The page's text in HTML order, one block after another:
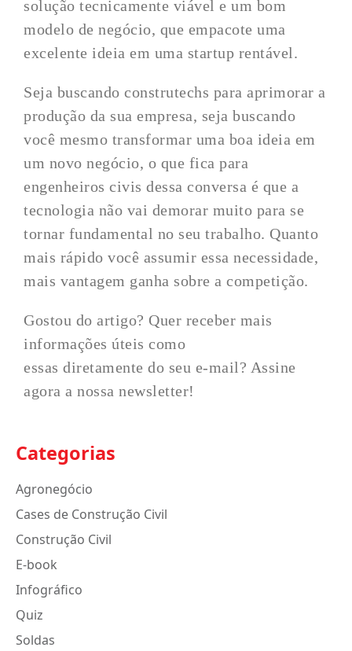
solução tecnicamente viável e um bom
modelo de negócio, que empacote uma
excelente ideia em uma startup rentável.
Seja buscando construtechs para aprimorar a
produção da sua empresa, seja buscando
você mesmo transformar uma boa ideia em
um novo negócio, o que fica para
engenheiros civis dessa conversa é que a
tecnologia não vai demorar muito para se
tornar fundamental no seu trabalho. Quanto
mais rápido você assumir essa necessidade,
mais vantagem ganha sobre a competição.
Gostou do artigo? Quer receber mais
informações úteis como
essas diretamente do seu e-mail? Assine
agora a nossa newsletter!
Categorias
Agronegócio
Cases de Construção Civil
Construção Civil
E-book
Infográfico
Quiz
Soldas